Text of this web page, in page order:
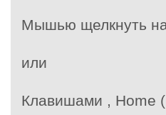
Мышью щелкнуть
или
Клавишами , Home